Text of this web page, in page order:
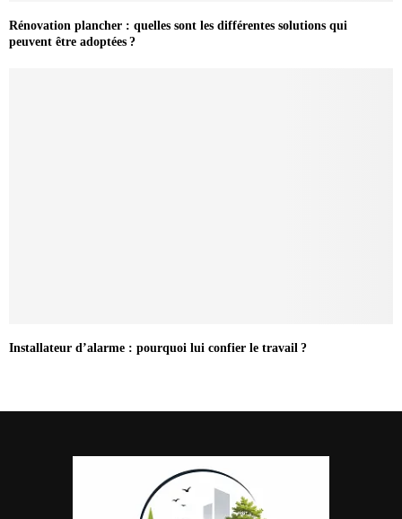
Rénovation plancher : quelles sont les différentes solutions qui
peuvent être adoptées ?
Installateur d’alarme : pourquoi lui confier le travail ?